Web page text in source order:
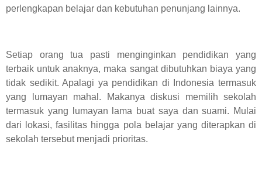
perlengkapan belajar dan kebutuhan penunjang lainnya.
Setiap orang tua pasti menginginkan pendidikan yang
terbaik untuk anaknya, maka sangat dibutuhkan biaya yang
tidak sedikit. Apalagi ya pendidikan di Indonesia termasuk
yang lumayan mahal. Makanya diskusi memilih sekolah
termasuk yang lumayan lama buat saya dan suami. Mulai
dari lokasi, fasilitas hingga pola belajar yang diterapkan di
sekolah tersebut menjadi prioritas.